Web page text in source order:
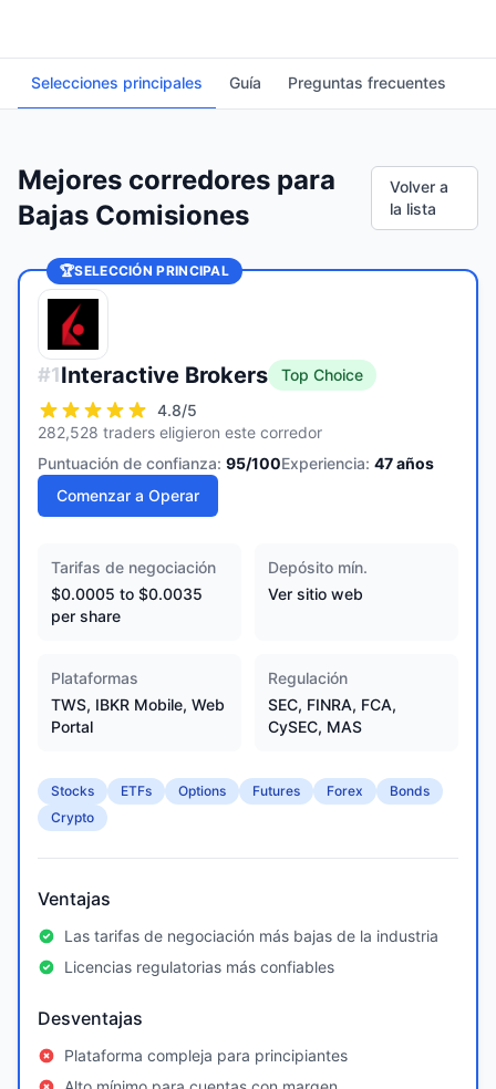
Selecciones principales Guía Preguntas frecuentes
Mejores corredores para
Bajas Comisiones
Volver a
la lista
🏆SELECCIÓN PRINCIPAL
#1Interactive Brokers
Top Choice
4.8/5
282,528 traders eligieron este corredor
Puntuación de confianza: 95/100Experiencia: 47años
Comenzar a Operar
Tarifas de negociación
$0.0005 to $0.0035
per share
Depósito mín.
Ver sitio web
Plataformas
TWS, IBKR Mobile, Web
Portal
Regulación
SEC, FINRA, FCA,
CySEC, MAS
Stocks ETFs Options Futures Forex
Bonds
Crypto
Ventajas
Las tarifas de negociación más bajas de la industria
Licencias regulatorias más confiables
Desventajas
Plataforma compleja para principiantes